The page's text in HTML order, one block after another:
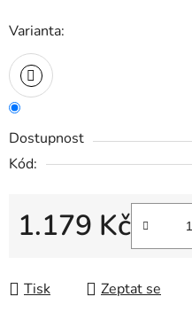
Varianta:
Dostupnost
Kód:
1.179 Kč
Tisk Zeptat se